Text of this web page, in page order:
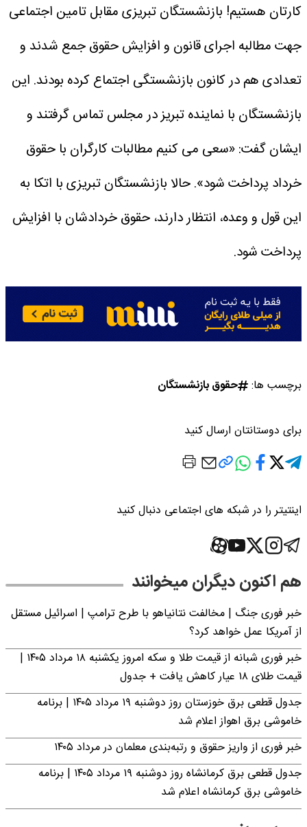
کارتان هستیم! بازنشستگان تبریزی مقابل تامین اجتماعی
جهت مطالبه اجرای قانون و افزایش حقوق جمع شدند و
تعدادی هم در کانون بازنشستگی اجتماع کرده بودند. این
بازنشستگان با نماینده تبریز در مجلس تماس گرفتند و
ایشان گفت: «سعی می کنیم مطالبات کارگران با حقوق
خرداد پرداخت شود». حالا بازنشستگان تبریزی با اتکا به
این قول و وعده، انتظار دارند، حقوق‌ خردادشان با افزایش
پرداخت شود.
برچسب ها: حقوق بازنشستگان
برای دوستانتان ارسال کنید
اینتیتر را در شبکه های اجتماعی دنبال کنید
هم اکنون دیگران میخوانند
خبر فوری جنگ | مخالفت نتانیاهو با طرح ترامپ | اسرائیل مستقل
از آمریکا عمل خواهد کرد؟
خبر فوری شبانه از قیمت طلا و سکه امروز یکشنبه ۱۸ مرداد ۱۴۰۵ |
قیمت طلای ۱۸ عیار کاهش یافت + جدول
جدول قطعی برق خوزستان روز دوشنبه ۱۹ مرداد ۱۴۰۵ | برنامه
خاموشی برق اهواز اعلام شد
خبر فوری از واریز حقوق و رتبه‌بندی معلمان در مرداد ۱۴۰۵
جدول قطعی برق کرمانشاه روز دوشنبه ۱۹ مرداد ۱۴۰۵ | برنامه
خاموشی برق کرمانشاه اعلام شد